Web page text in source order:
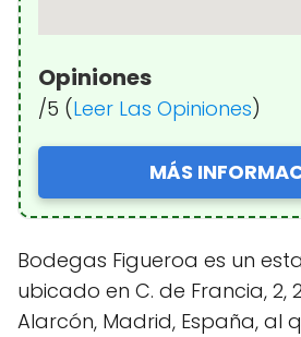
Opiniones
/5 (Leer Las Opiniones)
MÁS
Bodegas Figueroa es un
ubicado en C. de Francia, 2,
Alarcón, Madrid, España, al